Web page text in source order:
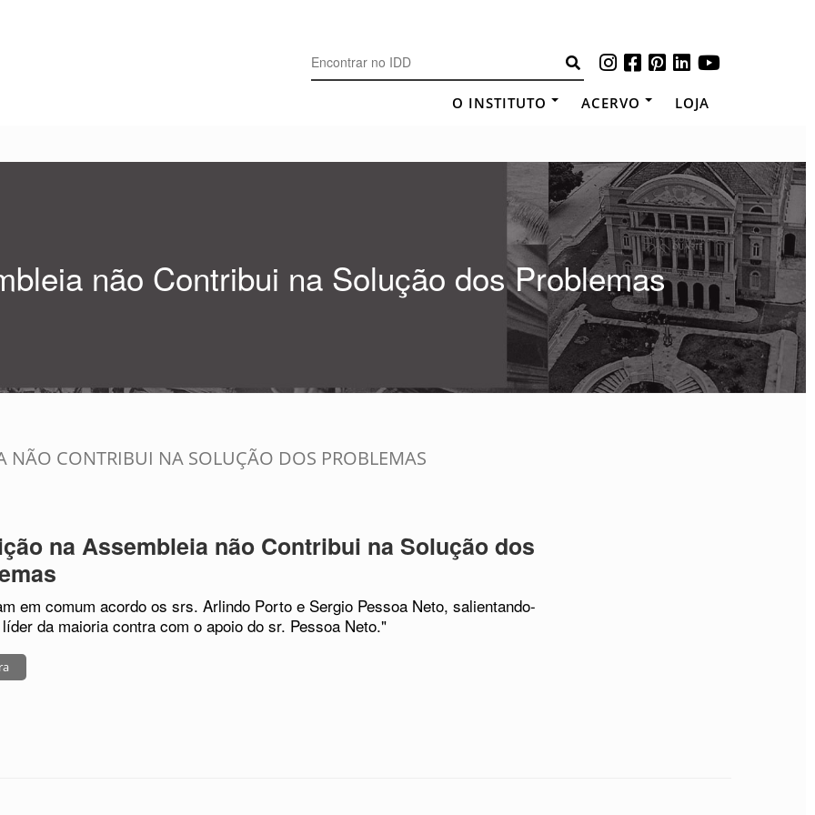
O INSTITUTO ACERVO LOJA
não Contribui na Solução dos Problemas
NÃO CONTRIBUI NA SOLUÇÃO DOS PROBLEMAS
na Assembleia não Contribui na Solução dos
em comum acordo os srs. Arlindo Porto e Sergio Pessoa Neto, salientando-
da maioria contra com o apoio do sr. Pessoa Neto."